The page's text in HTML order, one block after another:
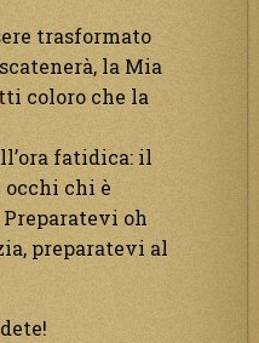
trasformato
la Mia
coloro che la
fatidica: il
occhi chi è
oh
preparatevi al